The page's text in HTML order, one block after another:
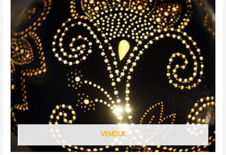
VENDUE